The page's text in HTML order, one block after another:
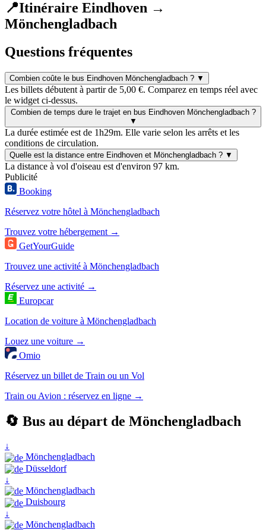
📍Itinéraire Eindhoven →
Mönchengladbach
Questions fréquentes
Combien coûte le bus Eindhoven Mönchengladbach ? ▼
Les billets débutent à partir de 5,00 €. Comparez en temps réel avec
le widget ci-dessus.
Combien de temps dure le trajet en bus Eindhoven Mönchengladbach ?
▼
La durée estimée est de 1h29m. Elle varie selon les arrêts et les
conditions de circulation.
Quelle est la distance entre Eindhoven et Mönchengladbach ? ▼
La distance à vol d'oiseau est d'environ 97 km.
Publicité
Booking
Réservez votre hôtel à Mönchengladbach
Trouvez votre hébergement →
GetYourGuide
Trouvez une activité à Mönchengladbach
Réservez une activité →
Europcar
Location de voiture à Mönchengladbach
Louez une voiture →
Omio
Réservez un billet de Train ou un Vol
Train ou Avion : réservez en ligne →
🔄 Bus au départ de Mönchengladbach
↓
Mönchengladbach
Düsseldorf
↓
Mönchengladbach
Duisbourg
↓
Mönchengladbach